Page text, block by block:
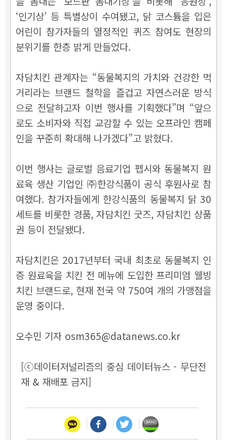
‘인기상’ 등 특별상이 수여됐고, 닭 코스튬을 입은
어린이 참가자들의 열정적인 퀴즈 참여도 현장의
분위기를 한층 밝게 만들었다.
자담치킨 관계자는 “동물복지의 가치와 건강한 먹
거리라는 브랜드 철학을 즐겁고 자연스러운 방식
으로 전달하고자 이번 행사를 기획했다”며 “앞으
로도 소비자와 직접 교감할 수 있는 오프라인 캠페
인을 꾸준히 확대해 나가겠다”고 밝혔다.
이번 행사는 글로벌 음료기업 펩시와 동물복지 원
료육 생산 기업인 ㈜한강식품이 공식 후원사로 참
여했다. 참가자들에게 한강식품의 동물복지 닭 30
세트를 비롯한 경품, 자담치킨 굿즈, 자담치킨 상품
권 등이 전달됐다.
자담치킨은 2017년부터 국내 최초로 동물복지 인
증 원료육을 치킨 전 메뉴에 도입한 프리미엄 웰빙
치킨 브랜드로, 현재 전국 약 750여 개의 가맹점을
운영 중이다.
오수민 기자 osm365@datanews.co.kr
[ⓒ데이터저널리즘의 중심 데이터뉴스 - 무단전
재 & 재배포 금지]